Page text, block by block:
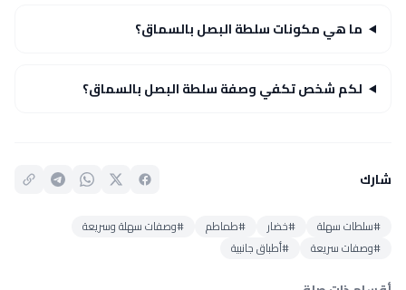
ما هي مكونات سلطة البصل بالسماق؟
لكم شخص تكفي وصفة سلطة البصل بالسماق؟
شارك
#سلطات سهلة #خضار #طماطم
#وصفات سهلة وسريعة
#وصفات سريعة
#أطباق جانبية